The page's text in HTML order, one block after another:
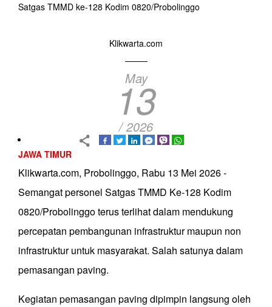
Satgas TMMD ke-128 Kodim 0820/Probolinggo
Klikwarta.com
May
13
/ 2026
JAWA TIMUR
Klikwarta.com, Probolinggo, Rabu 13 Mei 2026 -
Semangat personel Satgas TMMD Ke-128 Kodim
0820/Probolinggo terus terlihat dalam mendukung
percepatan pembangunan infrastruktur maupun non
infrastruktur untuk masyarakat. Salah satunya dalam
pemasangan paving.
Kegiatan pemasangan paving dipimpin langsung oleh